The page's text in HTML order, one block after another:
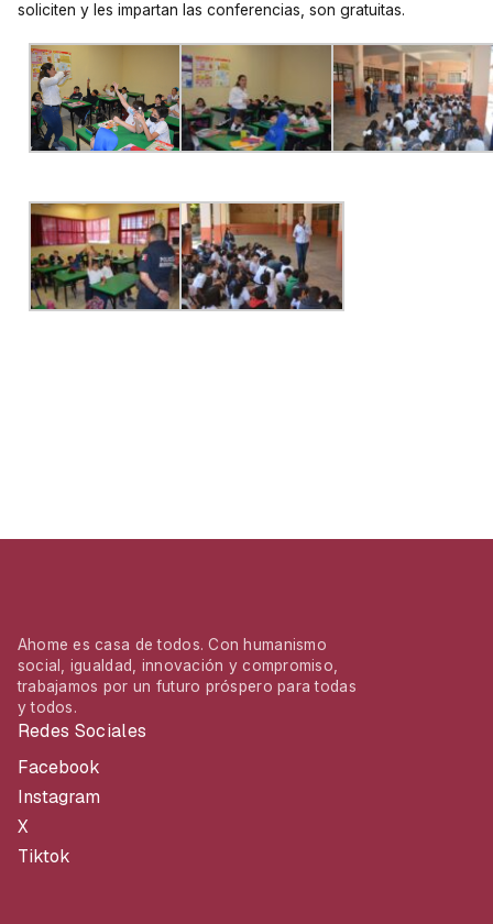
soliciten y les impartan las conferencias, son gratuitas.
Ahome es casa de todos. Con humanismo
social, igualdad, innovación y compromiso,
trabajamos por un futuro próspero para todas
y todos.
Redes Sociales
Facebook
Instagram
X
Tiktok